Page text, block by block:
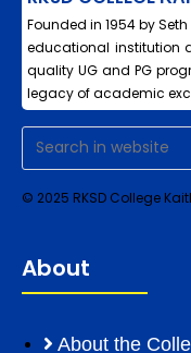
Founded in 1954 by
educational institution
quality UG and PG
legacy of academic
© 2025 RKSD College
About
About the